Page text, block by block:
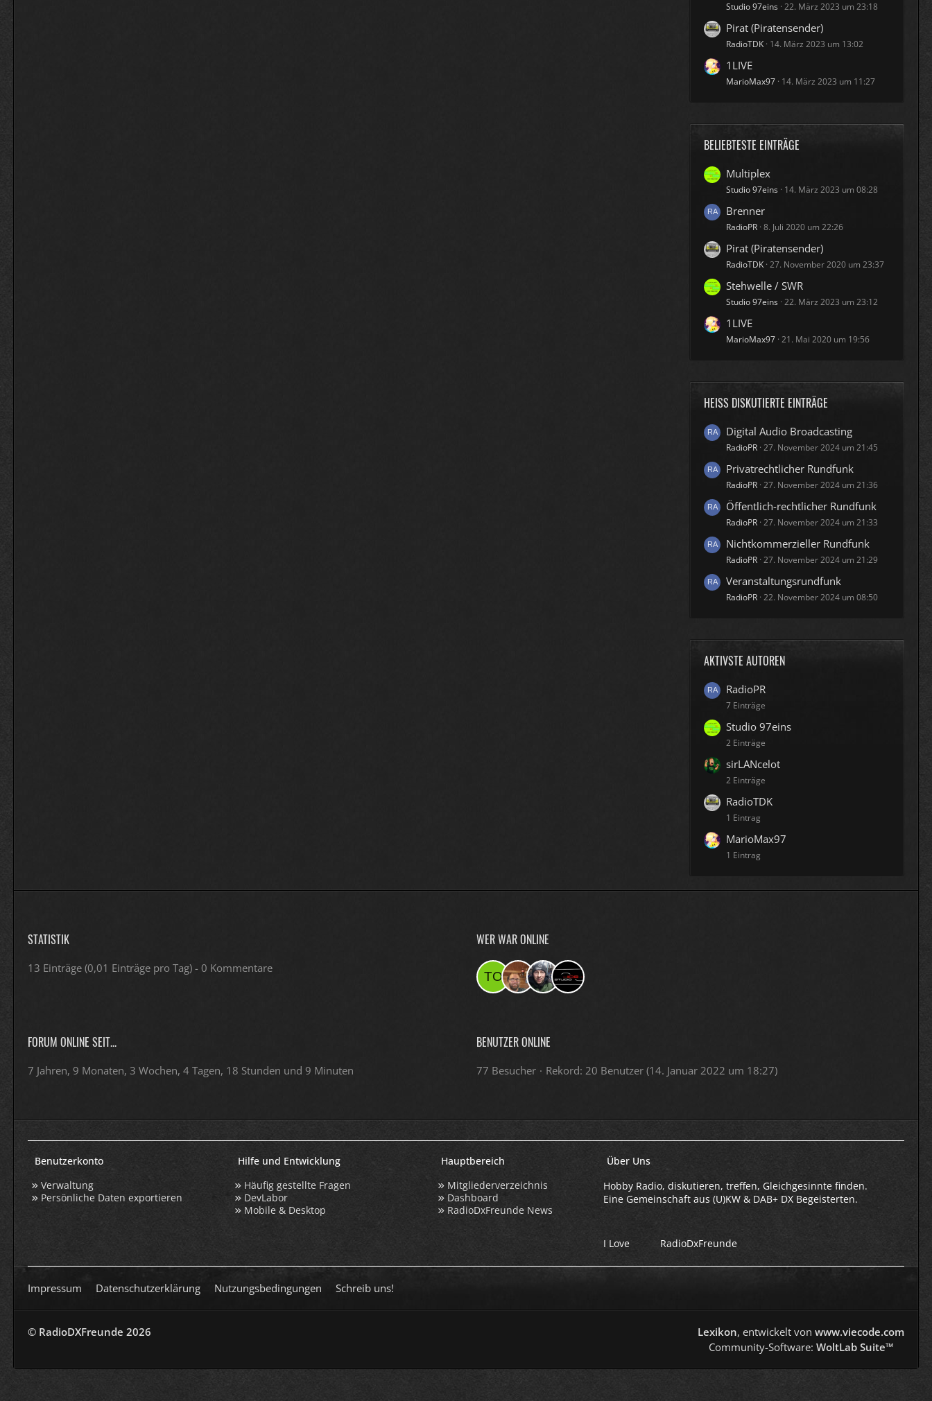
Studio 97eins 22. März 2023 um 23:18
Pirat (Piratensender)
RadioTDK 14. März 2023 um 13:02
1LIVE
MarioMax97 14. März 2023 um 11:27
BELIEBTESTE EINTRÄGE
Multiplex
Studio 97eins 14. März 2023 um 08:28
Brenner
RadioPR 8. Juli 2020 um 22:26
Pirat (Piratensender)
RadioTDK 27. November 2020 um 23:37
Stehwelle / SWR
Studio 97eins 22. März 2023 um 23:12
1LIVE
MarioMax97 21. Mai 2020 um 19:56
HEISS DISKUTIERTE EINTRÄGE
Digital Audio Broadcasting
RadioPR 27. November 2024 um 21:45
Privatrechtlicher Rundfunk
RadioPR 27. November 2024 um 21:36
Öffentlich-rechtlicher Rundfunk
RadioPR 27. November 2024 um 21:33
Nichtkommerzieller Rundfunk
RadioPR 27. November 2024 um 21:29
Veranstaltungsrundfunk
RadioPR 22. November 2024 um 08:50
AKTIVSTE AUTOREN
RadioPR
7 Einträge
Studio 97eins
2 Einträge
sirLANcelot
2 Einträge
RadioTDK
1 Eintrag
MarioMax97
1 Eintrag
STATISTIK
13 Einträge (0,01 Einträge pro Tag) - 0 Kommentare
WER WAR ONLINE
FORUM ONLINE SEIT...
7 Jahren, 9 Monaten, 3 Wochen, 4 Tagen, 18 Stunden und 9 Minuten
BENUTZER ONLINE
77 Besucher Rekord: 20 Benutzer (14. Januar 2022 um 18:27)
Benutzerkonto
Verwaltung
Persönliche Daten exportieren
Hilfe und Entwicklung
Häufig gestellte Fragen
DevLabor
Mobile & Desktop
Hauptbereich
Mitgliederverzeichnis
Dashboard
RadioDxFreunde News
Über Uns
Hobby Radio, diskutieren, treffen, Gleichgesinnte finden.
Eine Gemeinschaft aus (U)KW & DAB+ DX Begeisterten.
I Love RadioDxFreunde
Impressum Datenschutzerklärung Nutzungsbedingungen Schreib uns!
© RadioDXFreunde 2026 Lexikon, entwickelt von www.viecode.com
Community-Software: WoltLab Suite™